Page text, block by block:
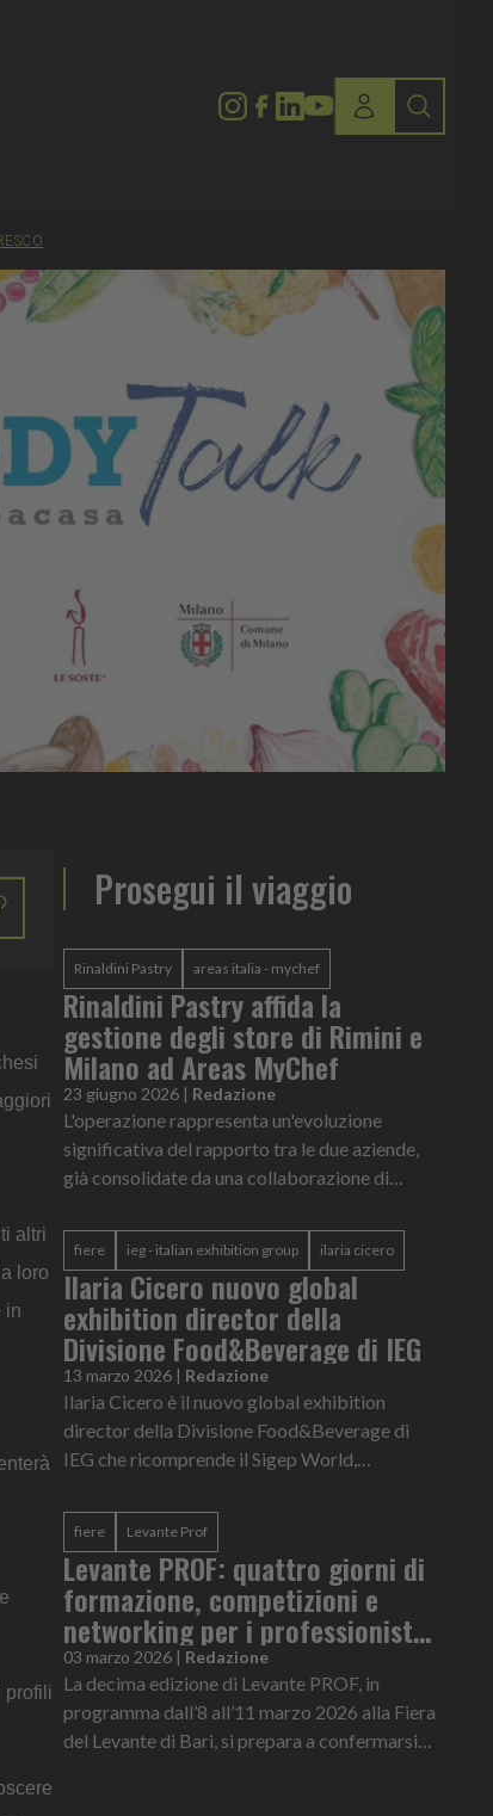
altri
loro
in
profili
Prosegui il viaggio
Rinaldini Pastry areas italia - mychef
Rinaldini Pastry affida la
gestione degli store di Rimini e
Milano ad Areas MyChef
23 giugno 2026 | Redazione
L'operazione rappresenta un'evoluzione
significativa del rapporto tra le due aziende,
già consolidate da una collaborazione di
fiere ieg - italian exhibition group ilaria cicero
Ilaria Cicero nuovo global
exhibition director della
Divisione Food&Beverage di IEG
13 marzo 2026 | Redazione
Ilaria Cicero è il nuovo global exhibition
director della Divisione Food&Beverage di
IEG che ricomprende il Sigep World,
Mixology Attraction e le manifestazioni
este...
fiere Levante Prof
Levante PROF: quattro giorni di
formazione, competizioni e
networking per i professionisti
del food & beverage
03 marzo 2026 | Redazione
La decima edizione di Levante PROF, in
programma dall’8 all’11 marzo 2026 alla Fiera
del Levante di Bari, si prepara a confermarsi